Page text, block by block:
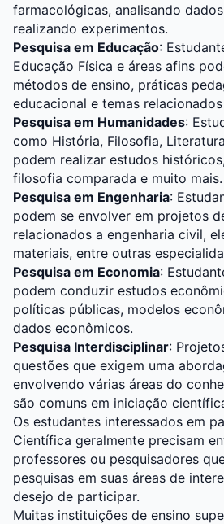
farmacológicas, analisando
realizando experimentos.
Pesquisa em Educação:
Educação Física e áreas afins
métodos de ensino, práticas
educacional e temas
Pesquisa em Humanidades:
como História, Filosofia,
podem realizar estudos
filosofia comparada e muito mais.
Pesquisa em Engenharia:
podem se envolver em projetos
relacionados a engenharia civil,
materiais, entre outras
Pesquisa em Economia:
podem conduzir estudos
políticas públicas, modelos
dados econômicos.
Pesquisa Interdisciplinar:
questões que exigem uma
envolvendo várias áreas do
são comuns em iniciação
Os estudantes interessados em
Científica geralmente precisam
professores ou pesquisadores
pesquisas em suas áreas de
desejo de participar.
Muitas instituições de ensino